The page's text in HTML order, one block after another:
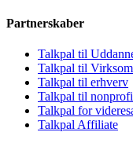
Partnerskaber
Talkpal til
Talkpal til
Talkpal til erhverv
Talkpal til
Talkpal for
Talkpal Affiliate